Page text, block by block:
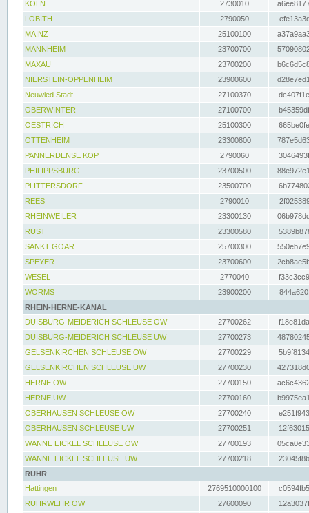
KÖLN
2730010
LOBITH
2790050
MAINZ
25100100
MANNHEIM
23700700
MAXAU
23700200
NIERSTEIN-OPPENHEIM
23900600
Neuwied Stadt
27100370
OBERWINTER
27100700
OESTRICH
25100300
OTTENHEIM
23300800
PANNERDENSE KOP
2790060
PHILIPPSBURG
23700500
PLITTERSDORF
23500700
REES
2790010
RHEINWEILER
23300130
RUST
23300580
SANKT GOAR
25700300
SPEYER
23700600
WESEL
2770040
WORMS
23900200
RHEIN-HERNE-KANAL
DUISBURG-MEIDERICH SCHLEUSE OW
27700262
DUISBURG-MEIDERICH SCHLEUSE UW
27700273
GELSENKIRCHEN SCHLEUSE OW
27700229
GELSENKIRCHEN SCHLEUSE UW
27700230
HERNE OW
27700150
HERNE UW
27700160
OBERHAUSEN SCHLEUSE OW
27700240
OBERHAUSEN SCHLEUSE UW
27700251
WANNE EICKEL SCHLEUSE OW
27700193
WANNE EICKEL SCHLEUSE UW
27700218
RUHR
Hattingen
2769510000100
RUHRWEHR OW
27600090